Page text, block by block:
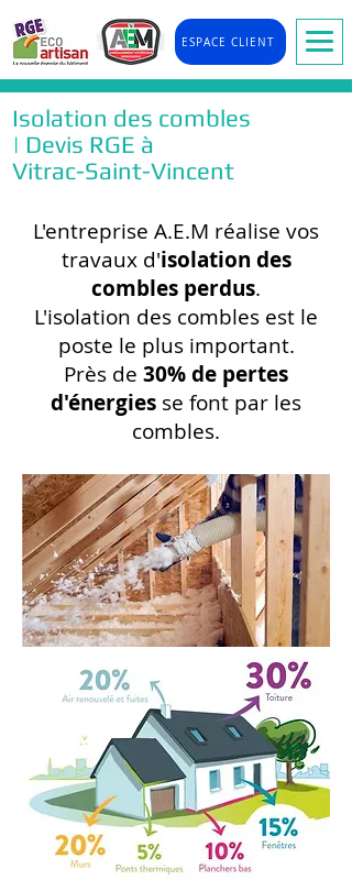
ESPACE CLIENT
Isolation des combles
| Devis RGE à
Vitrac-Saint-Vincent
L'entreprise A.E.M réalise vos
travaux d'isolation des
combles perdus.
L'isolation des combles est le
poste le plus important.
Près de 30% de pertes
d'énergies se font par les
combles.